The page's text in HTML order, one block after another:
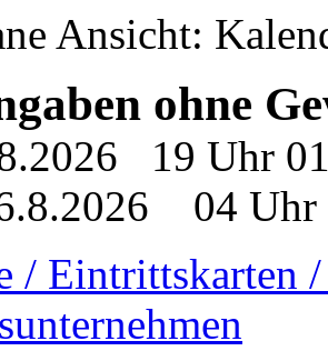
Ansicht:
ohne
19 Uhr
04 Uhr
/ Eintrittskarten